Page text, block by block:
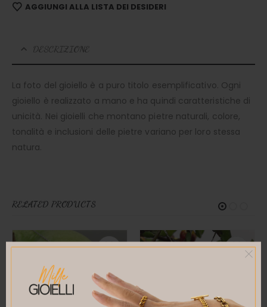
AGGIUNGI ALLA LISTA DEI DESIDERI
DESCRIZIONE
La foto del gioiello è a puro titolo esemplificativo. Ogni
gioiello è realizzato a mano e ha quindi caratteristiche di
unicità. Nei gioielli che montano pietre naturali, colore,
tonalità e inclusioni delle pietre variano per loro stessa
natura.
RELATED PRODUCTS